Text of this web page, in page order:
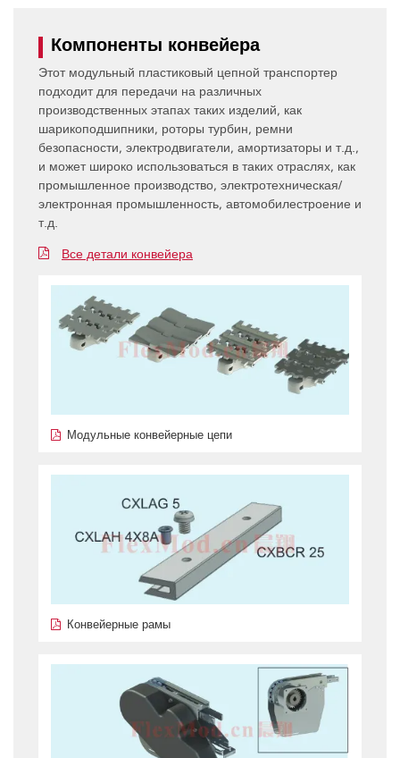
Компоненты конвейера
Этот модульный пластиковый цепной транспортер
подходит для передачи на различных
производственных этапах таких изделий, как
шарикоподшипники, роторы турбин, ремни
безопасности, электродвигатели, амортизаторы и т.д.,
и может широко использоваться в таких отраслях, как
промышленное производство, электротехническая/
электронная промышленность, автомобилестроение и
т.д.
Все детали конвейера
Модульные конвейерные цепи
Конвейерные рамы